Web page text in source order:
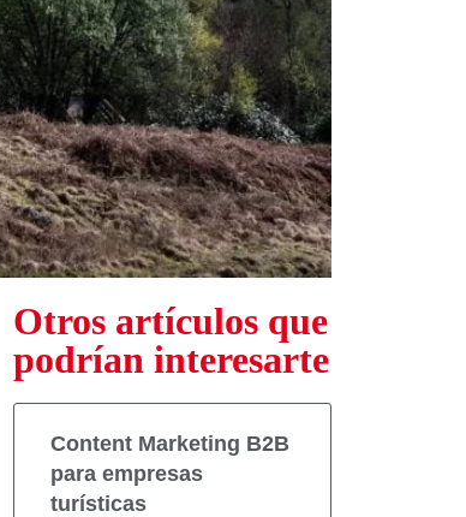
Otros artículos que
podrían interesarte
Content Marketing B2B
para empresas
turísticas